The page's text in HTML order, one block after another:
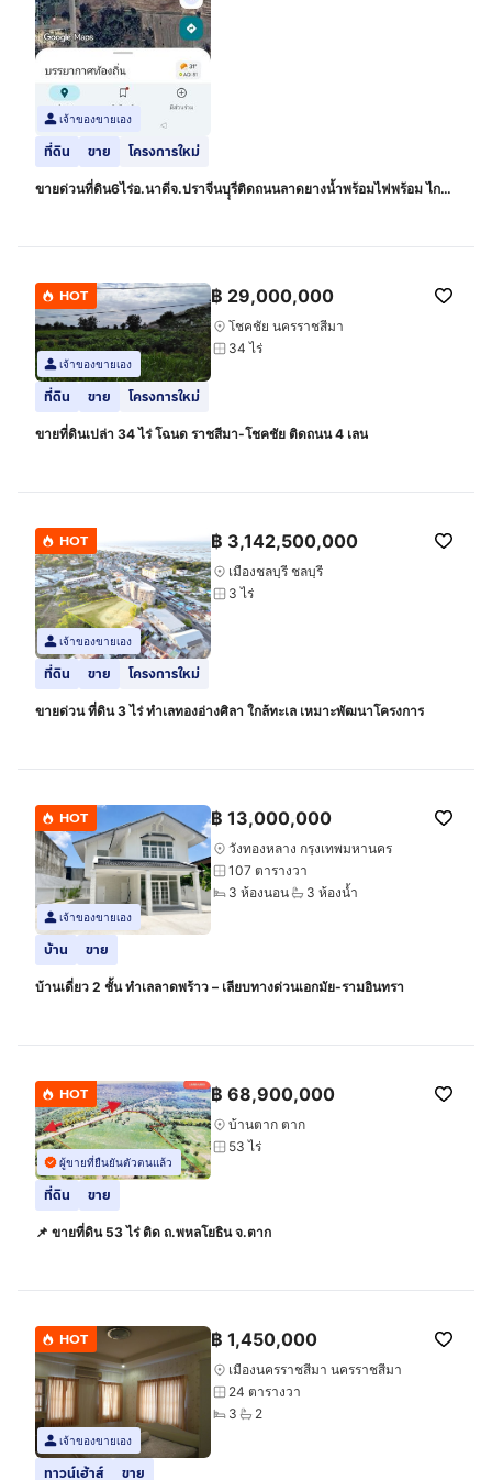
เจ้าของขายเอง
ที่ดิน ขาย โครงการใหม่
ขายด่วนที่ดิน6ไร่อ.นาดีจ.ปราจีนบุุรีติดถนนลาดยางน้ำพร้อมไฟพร้อม ไกล้
HOT
เจ้าของขายเอง
฿ 29,000,000
โชคชัย นครราชสีมา
34 ไร่
ที่ดิน ขาย โครงการใหม่
ขายที่ดินเปล่า 34 ไร่ โฉนด ราชสีมา-โชคชัย ติดถนน 4 เลน
HOT
เจ้าของขายเอง
฿ 3,142,500,000
เมืองชลบุรี ชลบุรี
3 ไร่
ที่ดิน ขาย โครงการใหม่
ขายด่วน ที่ดิน 3 ไร่ ทำเลทองอ่างศิลา ใกล้ทะเล เหมาะพัฒนาโครงการ
HOT
เจ้าของขายเอง
฿ 13,000,000
วังทองหลาง กรุงเทพมหานคร
107 ตารางวา
3 ห้องนอน
3 ห้องน้ำ
บ้าน ขาย
บ้านเดี่ยว 2 ชั้น ทำเลลาดพร้าว – เลียบทางด่วนเอกมัย-รามอินทรา
HOT
ผู้ขายที่ยืนยันตัวตนแล้ว
฿ 68,900,000
บ้านตาก ตาก
53 ไร่
ที่ดิน ขาย
📌 ขายที่ดิน 53 ไร่ ติด ถ.พหลโยธิน จ.ตาก
HOT
เจ้าของขายเอง
฿ 1,450,000
เมืองนครราชสีมา นครราชสีมา
24 ตารางวา
3
2
ทาวน์เฮ้าส์ ขาย